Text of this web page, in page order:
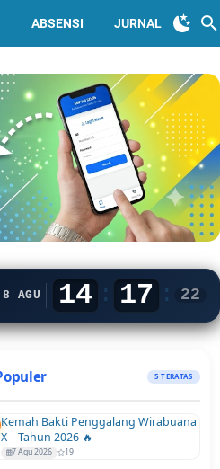
ABSENSI JURNAL
AGU 14 : 17 : 23
5 TERATAS
Kemah Bakti Penggalang Wirabuana
X – Tahun 2026 🔥
7 Agu 2026 19